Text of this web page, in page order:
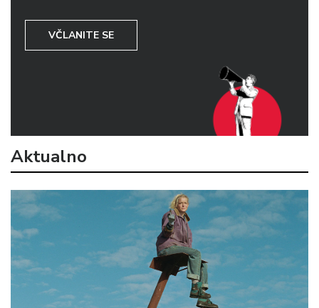
VČLANITE SE
Aktualno